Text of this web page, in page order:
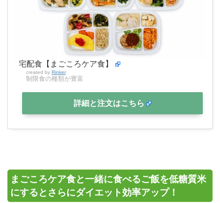
宅配食【まごころケア食】
created by Rinker
制限食の種類が豊富
詳細と注文はこちら
まごころケア食と一緒に食べるご飯を低糖質米
にするとさらにダイエット効率アップ！